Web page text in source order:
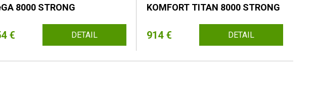
8000 STRONG
€ DETAIL
KOMFORT TITAN 8000 STRONG
914 € DETAIL